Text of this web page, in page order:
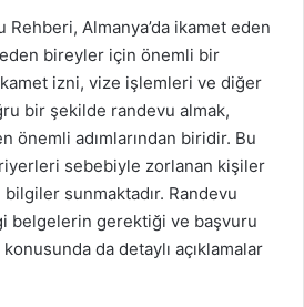
Rehberi, Almanya’da ikamet eden
bireyler için önemli bir
ikamet izni, vize işlemleri ve diğer
bir şekilde randevu almak,
önemli adımlarından biridir. Bu
sebebiyle zorlanan kişiler
sunmaktadır. Randevu
belgelerin gerektiği ve başvuru
da detaylı açıklamalar